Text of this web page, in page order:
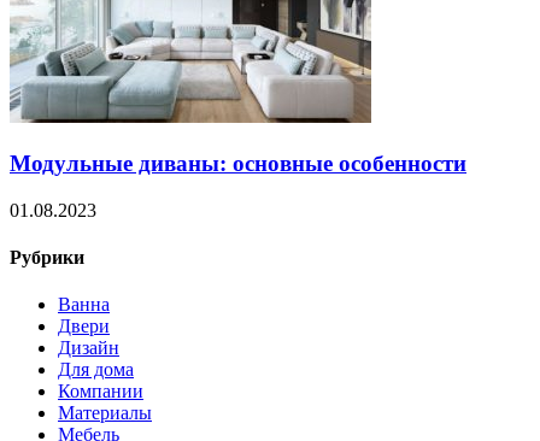
Модульные диваны: основные особенности
01.08.2023
Рубрики
Ванна
Двери
Дизайн
Для дома
Компании
Материалы
Мебель